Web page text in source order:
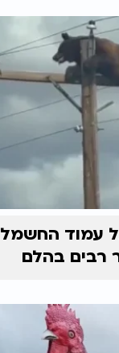
עמוד החשמל
רבים בהלם